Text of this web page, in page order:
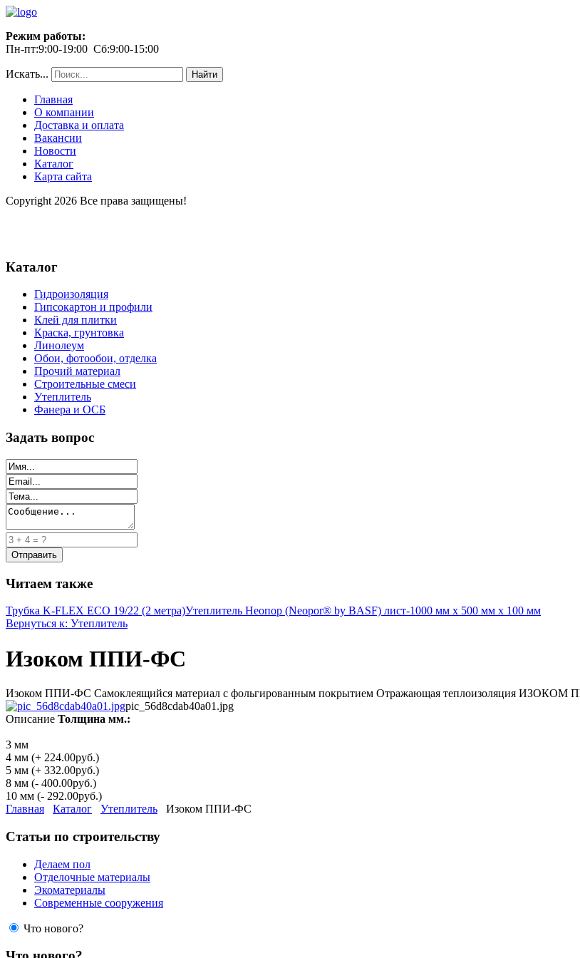
Режим работы:
Пн-пт:9:00-19:00 Сб:9:00-15:00
Искать... Найти
Главная
О компании
Доставка и оплата
Вакансии
Новости
Каталог
Карта сайта
Copyright 2026 Все права защищены!
Каталог
Гидроизоляция
Гипсокартон и профили
Клей для плитки
Краска, грунтовка
Линолеум
Обои, фотообои, отделка
Прочий материал
Строительные смеси
Утеплитель
Фанера и ОСБ
Задать вопрос
Читаем также
Трубка K-FLEX ECO 19/22 (2 метра)Утеплитель Неопор (Neopor® by BASF) лист-1000 мм х 500 мм х 100 мм
Вернуться к: Утеплитель
Изоком ППИ-ФС
Изоком ППИ-ФС Самоклеящийся материал с фольгированным покрытием Отражающая теплоизоляция ИЗОКОМ
pic_56d8cdab40a01.jpg
Описание Толщина мм.:
3 мм
4 мм (+ 224.00руб.)
5 мм (+ 332.00руб.)
8 мм (- 400.00руб.)
10 мм (- 292.00руб.)
Главная
Каталог Утеплитель Изоком ППИ-ФС
Статьи по строительству
Делаем пол
Отделочные материалы
Экоматериалы
Современные сооружения
Что нового?